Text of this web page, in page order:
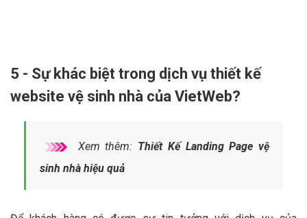
5 - Sự khác biệt trong dịch vụ thiết kế
website vệ sinh nhà của VietWeb?
Xem thêm: Thiết Kế Landing Page vệ
sinh nhà hiệu quả